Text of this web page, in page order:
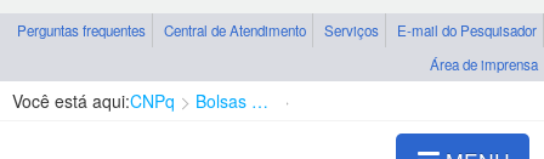
Perguntas frequentes Central de Atendimento Serviços
E-mail do Pesquisador
Área de imprensa
Você está aqui:CNPq Bolsas e Auxílios Vigentes